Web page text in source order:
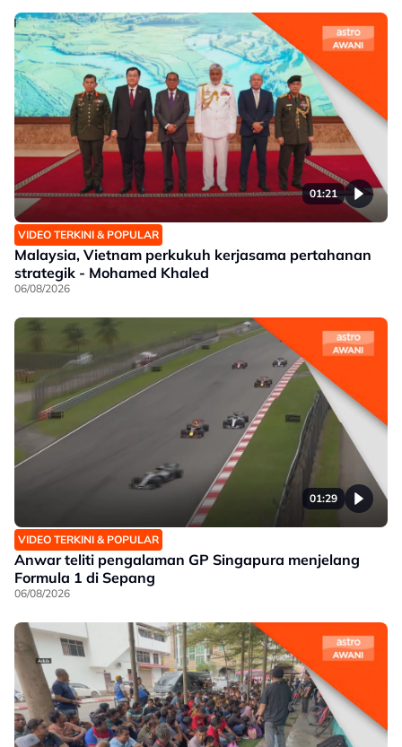
01:21
VIDEO TERKINI & POPULAR
Malaysia, Vietnam perkukuh kerjasama pertahanan
strategik - Mohamed Khaled
06/08/2026
01:29
VIDEO TERKINI & POPULAR
Anwar teliti pengalaman GP Singapura menjelang
Formula 1 di Sepang
06/08/2026